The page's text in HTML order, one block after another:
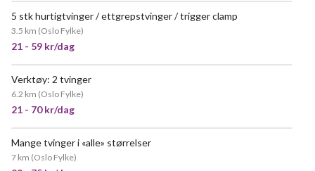
5 stk hurtigtvinger / ettgrepstvinger / trigger clamp
3.5 km (Oslo Fylke)
21 - 59 kr/dag
Verktøy: 2 tvinger
6.2 km (Oslo Fylke)
21 - 70 kr/dag
Mange tvinger i «alle» størrelser
7 km (Oslo Fylke)